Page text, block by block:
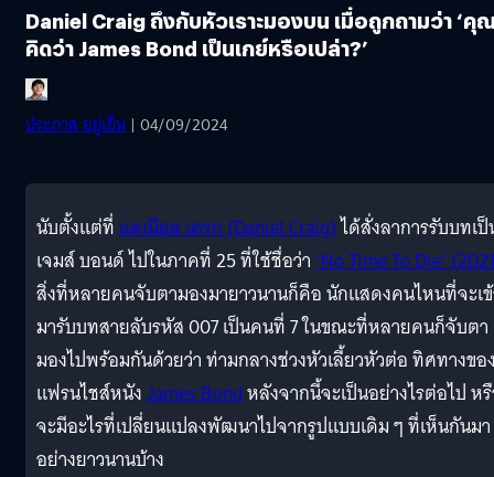
Daniel Craig ถึงกับหัวเราะมองบน เมื่อถูกถามว่า ‘คุ
คิดว่า James Bond เป็นเกย์หรือเปล่า?’
ประภาส อยู่เย็น | 04/09/2024
นับตั้งแต่ที่แดเนียล เครก (Daniel Craig)ได้สั่งลาการรับบทเ
เจมส์ บอนด์ ไปในภาคที่ 25 ที่ใช้ชื่อว่า‘No Time To Die’
สิ่งที่หลายคนจับตามองมายาวนานก็คือ นักแสดงคนไหนที่จะเ
มารับบทสายลับรหัส 007 เป็นคนที่ 7 ในขณะที่หลายคนก็จับตา
มองไปพร้อมกันด้วยว่า ท่ามกลางช่วงหัวเลี้ยวหัวต่อ ทิศทางขอ
แฟรนไชส์หนังJames Bondหลังจากนี้จะเป็นอย่างไรต่อไป ห
จะมีอะไรที่เปลี่ยนแปลงพัฒนาไปจากรูปแบบเดิม ๆ ที่เห็นกันมา
อย่างยาวนานบ้าง